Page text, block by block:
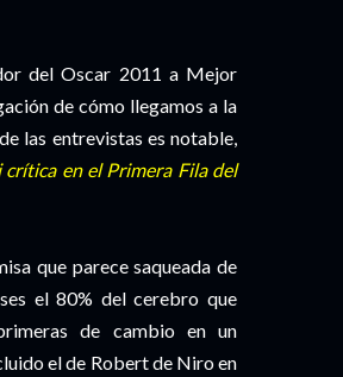
del Oscar 2011 a Mejor
de cómo llegamos a la
las entrevistas es notable,
crítica en el Primera Fila del
que parece saqueada de
el 80% del cerebro que
de cambio en un
el de Robert de Niro en